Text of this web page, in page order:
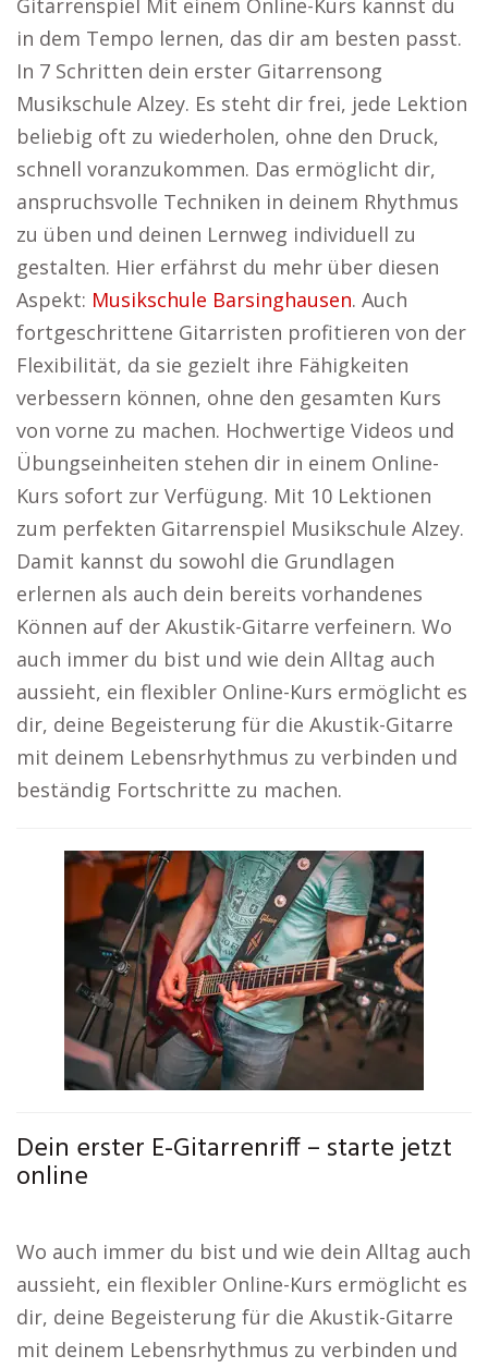
Gitarrenspiel Mit einem Online-Kurs kannst du
in dem Tempo lernen, das dir am besten passt.
In 7 Schritten dein erster Gitarrensong
Musikschule Alzey. Es steht dir frei, jede Lektion
beliebig oft zu wiederholen, ohne den Druck,
schnell voranzukommen. Das ermöglicht dir,
anspruchsvolle Techniken in deinem Rhythmus
zu üben und deinen Lernweg individuell zu
gestalten. Hier erfährst du mehr über diesen
Aspekt: Musikschule Barsinghausen. Auch
fortgeschrittene Gitarristen profitieren von der
Flexibilität, da sie gezielt ihre Fähigkeiten
verbessern können, ohne den gesamten Kurs
von vorne zu machen. Hochwertige Videos und
Übungseinheiten stehen dir in einem Online-
Kurs sofort zur Verfügung. Mit 10 Lektionen
zum perfekten Gitarrenspiel Musikschule Alzey.
Damit kannst du sowohl die Grundlagen
erlernen als auch dein bereits vorhandenes
Können auf der Akustik-Gitarre verfeinern. Wo
auch immer du bist und wie dein Alltag auch
aussieht, ein flexibler Online-Kurs ermöglicht es
dir, deine Begeisterung für die Akustik-Gitarre
mit deinem Lebensrhythmus zu verbinden und
beständig Fortschritte zu machen.
Dein erster E-Gitarrenriff – starte jetzt
online
Wo auch immer du bist und wie dein Alltag auch
aussieht, ein flexibler Online-Kurs ermöglicht es
dir, deine Begeisterung für die Akustik-Gitarre
mit deinem Lebensrhythmus zu verbinden und